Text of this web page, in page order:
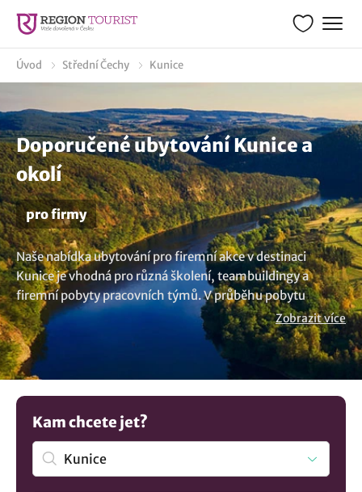
Úvod Střední Čechy Kunice
Doporučené ubytování Kunice a
okolí
pro firmy
Naše nabídka ubytování pro firemní akce v destinaci
Kunice je vhodná pro různá školení, teambuildingy a
firemní pobyty pracovních týmů. V průběhu pobytu
můžete uspořádat firemní prezentaci, intenzivní školení
nebo si jen odpočinout prostřednictvím
teambuildingových aktivit od pracovních úkolů a poznat
lépe firemní tým a kulturu. Máte jinou představu? V
nabídce máme více možnostíubytování v lokalitě Kunice..
Zobrazit více
Kam chcete jet?